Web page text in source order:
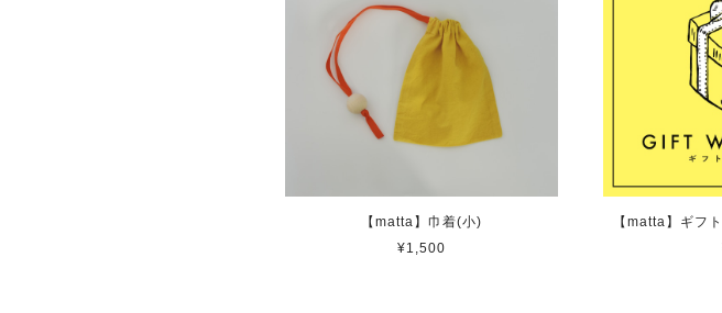
【matta】巾着(小)
¥1,500
【matta】ギフ